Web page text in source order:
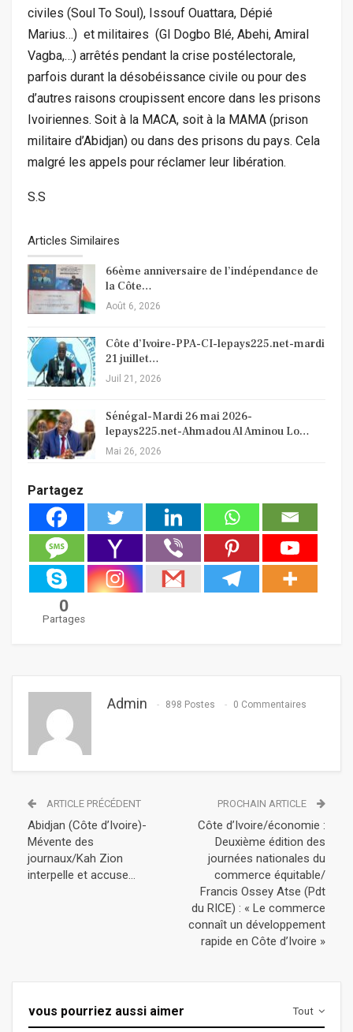
civiles (Soul To Soul), Issouf Ouattara, Dépié
Marius…) et militaires (Gl Dogbo Blé, Abehi, Amiral
Vagba,…) arrêtés pendant la crise postélectorale,
parfois durant la désobéissance civile ou pour des
d’autres raisons croupissent encore dans les prisons
Ivoiriennes. Soit à la MACA, soit à la MAMA (prison
militaire d’Abidjan) ou dans des prisons du pays. Cela
malgré les appels pour réclamer leur libération.
S.S
Articles Similaires
66ème anniversaire de l’indépendance de
la Côte…
Août 6, 2026
Côte d’Ivoire-PPA-CI-lepays225.net-mardi
21 juillet…
Juil 21, 2026
Sénégal-Mardi 26 mai 2026-
lepays225.net-Ahmadou Al Aminou Lo…
Mai 26, 2026
Partagez
0
Partages
Admin 898 Postes 0 Commentaires
ARTICLE PRÉCÉDENT
Abidjan (Côte d’Ivoire)-
Mévente des
journaux/Kah Zion
interpelle et accuse…
PROCHAIN ARTICLE
Côte d’Ivoire/économie :
Deuxième édition des
journées nationales du
commerce équitable/
Francis Ossey Atse (Pdt
du RICE) : « Le commerce
connaît un développement
rapide en Côte d’Ivoire »
Tout
vous pourriez aussi aimer